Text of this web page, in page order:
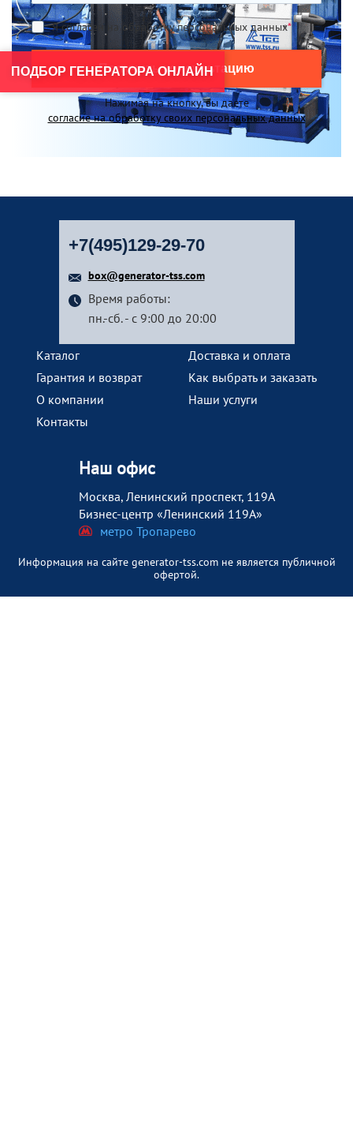
Я согласен на обработку персональных данных*
Получить консультацию
Нажимая на кнопку, вы даете
согласие на обработку своих персональных данных
+7(495)129-29-70
box@generator-tss.com
Время работы:
пн.-сб. - с 9:00 до 20:00
Каталог
Доставка и оплата
Гарантия и возврат
Как выбрать и заказать
О компании
Наши услуги
Контакты
Наш офис
Москва, Ленинский проспект, 119А
Бизнес-центр «Ленинский 119А»
метро Тропарево
Информация на сайте generator-tss.com не является публичной
офертой.
ПОДБОР ГЕНЕРАТОРА ОНЛАЙН